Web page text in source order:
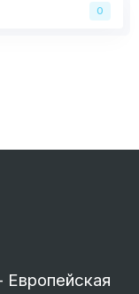
0
Европейская